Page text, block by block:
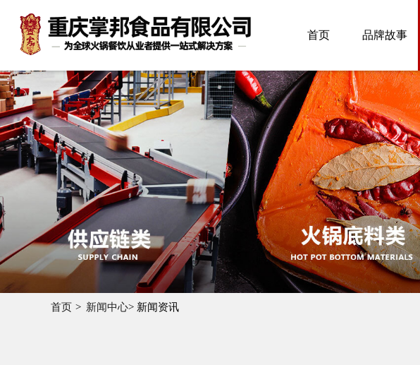
首页 品牌故事
首页 新闻中心> 新闻资讯